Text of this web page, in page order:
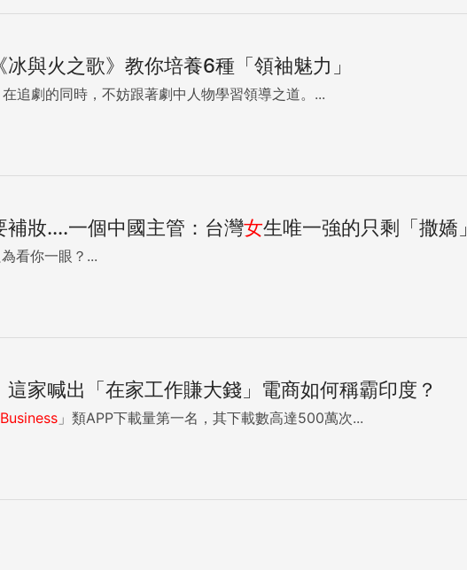
與火之歌》教你培養6種「領袖魅力」
追劇的同時，不妨跟著劇中人物學習領導之道。...
妝....一個中國主管：台灣女生唯一強的只剩「撒嬌」
看你一眼？...
家喊出「在家工作賺大錢」電商如何稱霸印度？
Business 」類APP下載量第一名，其下載數高達500萬次...